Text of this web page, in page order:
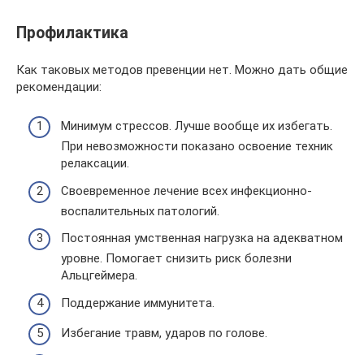
Профилактика
Как таковых методов превенции нет. Можно дать общие
рекомендации:
Минимум стрессов. Лучше вообще их избегать.
При невозможности показано освоение техник
релаксации.
Своевременное лечение всех инфекционно-
воспалительных патологий.
Постоянная умственная нагрузка на адекватном
уровне. Помогает снизить риск болезни
Альцгеймера.
Поддержание иммунитета.
Избегание травм, ударов по голове.